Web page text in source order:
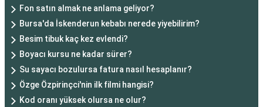
Fon satın almak ne anlama geliyor?
Bursa'da İskenderun kebabı nerede yiyebilirim?
Besim tibuk kaç kez evlendi?
Boyacı kursu ne kadar sürer?
Su sayacı bozulursa fatura nasıl hesaplanır?
Özge Özpirinçci'nin ilk filmi hangisi?
Kod oranı yüksek olursa ne olur?